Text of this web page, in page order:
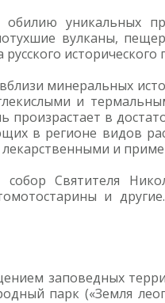
обилию уникальных
вулканы,
минеральных
и
в
в регионе видов
и
Святителя
и
заповедных
парк («Земля